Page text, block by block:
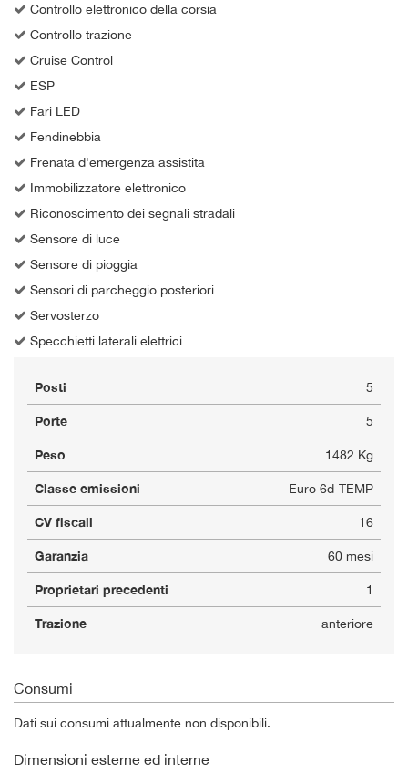
Controllo elettronico della corsia
Controllo trazione
Cruise Control
ESP
Fari LED
Fendinebbia
Frenata d'emergenza assistita
Immobilizzatore elettronico
Riconoscimento dei segnali stradali
Sensore di luce
Sensore di pioggia
Sensori di parcheggio posteriori
Servosterzo
Specchietti laterali elettrici
Posti 5
Porte 5
Peso 1482 Kg
Classe emissioni Euro 6d-TEMP
CV fiscali 16
Garanzia 60 mesi
Proprietari precedenti 1
Trazione anteriore
Consumi
Dati sui consumi attualmente non disponibili.
Dimensioni esterne ed interne